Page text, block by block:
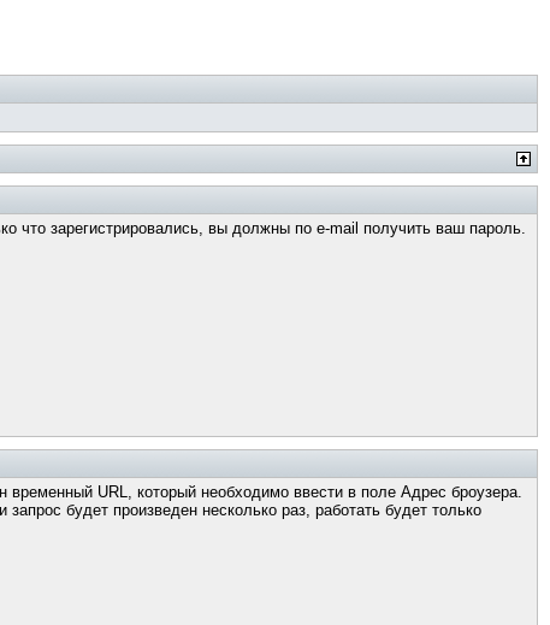
что зарегистрировались, вы должны по e-mail получить ваш пароль.
URL, который необходимо ввести в поле Адрес броузера.
будет произведен несколько раз, работать будет только